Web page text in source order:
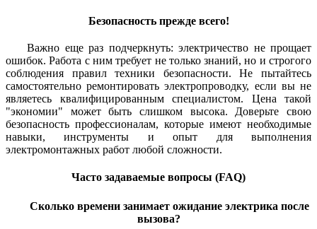
Безопасность прежде всего!
Важно еще раз подчеркнуть: электричество не прощает
ошибок. Работа с ним требует не только знаний, но и строгого
соблюдения правил техники безопасности. Не пытайтесь
самостоятельно ремонтировать электропроводку, если вы не
являетесь квалифицированным специалистом. Цена такой
"экономии" может быть слишком высока. Доверьте свою
безопасность профессионалам, которые имеют необходимые
навыки, инструменты и опыт для выполнения
электромонтажных работ любой сложности.
Часто задаваемые вопросы (FAQ)
Сколько времени занимает ожидание электрика после
вызова?